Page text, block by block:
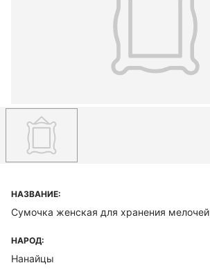
НАЗВАНИЕ:
Сумочка женская для хранения мелочей
НАРОД:
Нанайцы